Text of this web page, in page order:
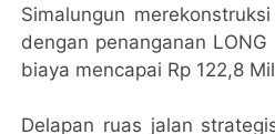
Simalungun
dengan penanganan
biaya mencapai Rp 122,8
Delapan ruas jalan